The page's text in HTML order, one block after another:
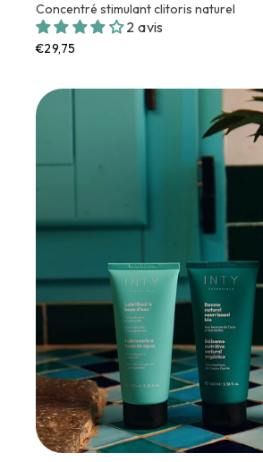
Concentré stimulant clitoris naturel
2 avis
€29,75